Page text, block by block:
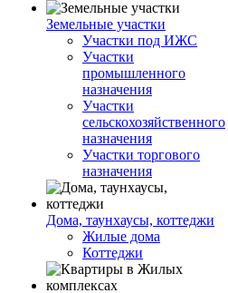
Земельные участки
Участки под ИЖС
Участки
промышленного
назначения
Участки
сельскохозяйственного
назначения
Участки торгового
назначения
Дома, таунхаусы, коттеджи
Жилые дома
Коттеджи